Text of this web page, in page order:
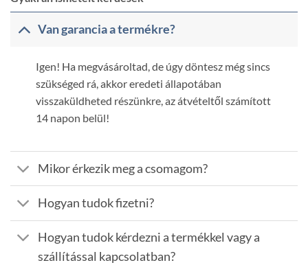
Van garancia a termékre?
Igen! Ha megvásároltad, de úgy döntesz még sincs
szükséged rá, akkor eredeti állapotában
visszaküldheted részünkre, az átvételtől számított
14 napon belül!
Mikor érkezik meg a csomagom?
Hogyan tudok fizetni?
Hogyan tudok kérdezni a termékkel vagy a
szállítással kapcsolatban?